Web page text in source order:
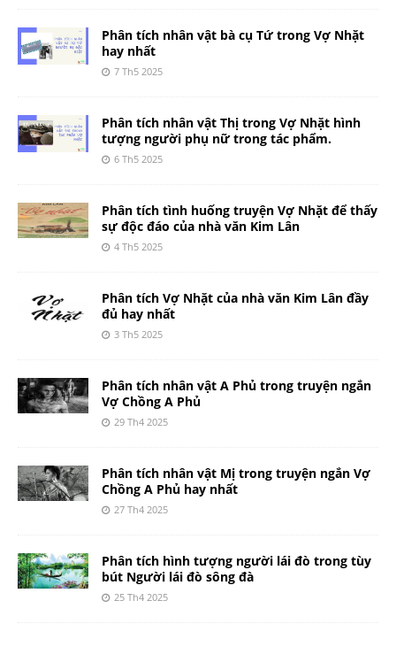
Phân tích nhân vật bà cụ Tứ trong Vợ Nhặt
hay nhất
7 Th5 2025
Phân tích nhân vật Thị trong Vợ Nhặt hình
tượng người phụ nữ trong tác phẩm.
6 Th5 2025
Phân tích tình huống truyện Vợ Nhặt để thấy
sự độc đáo của nhà văn Kim Lân
4 Th5 2025
Phân tích Vợ Nhặt của nhà văn Kim Lân đầy
đủ hay nhất
3 Th5 2025
Phân tích nhân vật A Phủ trong truyện ngắn
Vợ Chồng A Phủ
29 Th4 2025
Phân tích nhân vật Mị trong truyện ngắn Vợ
Chồng A Phủ hay nhất
27 Th4 2025
Phân tích hình tượng người lái đò trong tùy
bút Người lái đò sông đà
25 Th4 2025